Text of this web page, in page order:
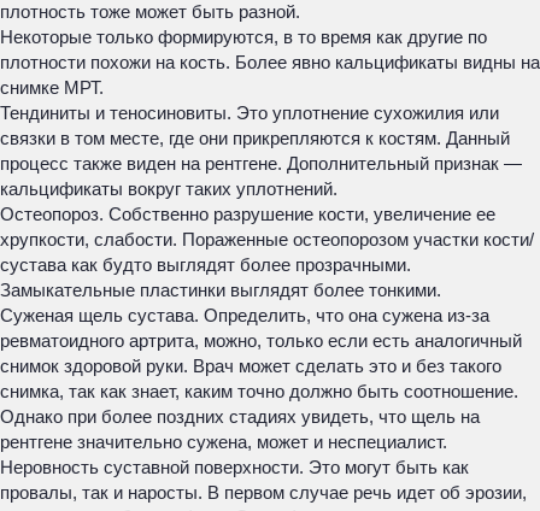
плотность тоже может быть разной.
Некоторые только формируются, в то время как другие по
плотности похожи на кость. Более явно кальцификаты видны на
снимке МРТ.
Тендиниты и теносиновиты. Это уплотнение сухожилия или
связки в том месте, где они прикрепляются к костям. Данный
процесс также виден на рентгене. Дополнительный признак —
кальцификаты вокруг таких уплотнений.
Остеопороз. Собственно разрушение кости, увеличение ее
хрупкости, слабости. Пораженные остеопорозом участки кости/
сустава как будто выглядят более прозрачными.
Замыкательные пластинки выглядят более тонкими.
Суженая щель сустава. Определить, что она сужена из-за
ревматоидного артрита, можно, только если есть аналогичный
снимок здоровой руки. Врач может сделать это и без такого
снимка, так как знает, каким точно должно быть соотношение.
Однако при более поздних стадиях увидеть, что щель на
рентгене значительно сужена, может и неспециалист.
Неровность суставной поверхности. Это могут быть как
провалы, так и наросты. В первом случае речь идет об эрозии,